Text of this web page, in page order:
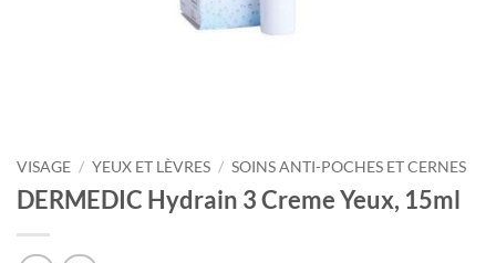
VISAGE / YEUX ET LÈVRES / SOINS ANTI-POCHES ET CERNES
DERMEDIC Hydrain 3 Creme Yeux, 15ml